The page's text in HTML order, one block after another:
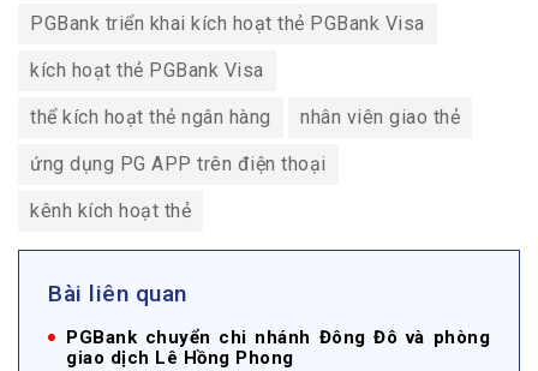
PGBank triển khai kích hoạt thẻ PGBank Visa
kích hoạt thẻ PGBank Visa
thể kích hoạt thẻ ngân hàng nhân viên giao thẻ
ứng dụng PG APP trên điện thoại
kênh kích hoạt thẻ
Bài liên quan
PGBank chuyển chi nhánh Đông Đô và phòng
giao dịch Lê Hồng Phong